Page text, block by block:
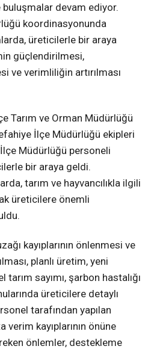
devam ediyor.
koordinasyonunda
üreticilerle bir araya
güçlendirilmesi,
ve verimliliğin artırılması
Tarım ve Orman Müdürlüğü
İlçe Müdürlüğü ekipleri
Müdürlüğü personeli
bir araya geldi.
tarım ve hayvancılıkla ilgili
üreticilere önemli
kayıplarının önlenmesi ve
planlı üretim, yeni
sayımı, şarbon hastalığı
üreticilere detaylı
tarafından yapılan
verim kayıplarının önüne
önlemler, destekleme